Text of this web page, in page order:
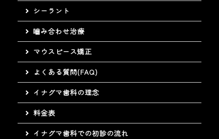
シーラント
嚙み合わせ治療
マウスピース矯正
よくある質問(FAQ)
イナグマ歯科の理念
料金表
イナグマ歯科での初診の流れ